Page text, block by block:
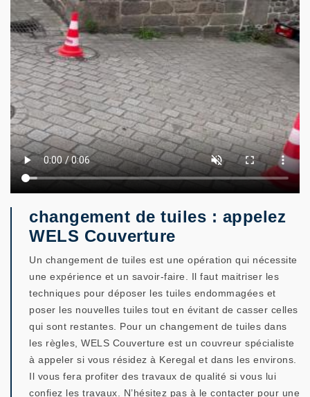
changement de tuiles : appelez
WELS Couverture
Un changement de tuiles est une opération qui nécessite
une expérience et un savoir-faire. Il faut maitriser les
techniques pour déposer les tuiles endommagées et
poser les nouvelles tuiles tout en évitant de casser celles
qui sont restantes. Pour un changement de tuiles dans
les règles, WELS Couverture est un couvreur spécialiste
à appeler si vous résidez à Keregal et dans les environs.
Il vous fera profiter des travaux de qualité si vous lui
confiez les travaux. N’hésitez pas à le contacter pour une